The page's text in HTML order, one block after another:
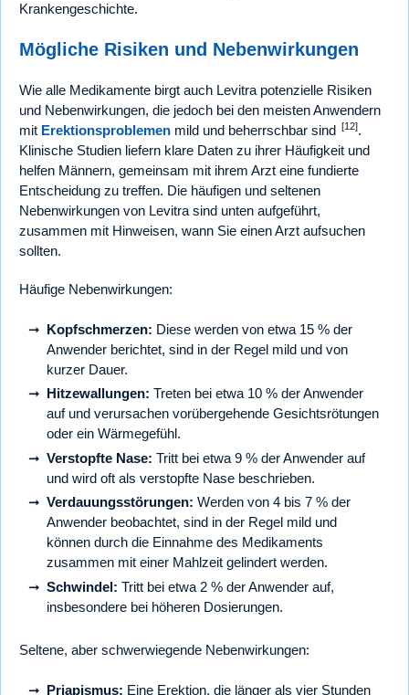
Krankengeschichte.
Mögliche Risiken und Nebenwirkungen
Wie alle Medikamente birgt auch Levitra potenzielle Risiken
und Nebenwirkungen, die jedoch bei den meisten Anwendern
mit Erektionsproblemen mild und beherrschbar sind [12].
Klinische Studien liefern klare Daten zu ihrer Häufigkeit und
helfen Männern, gemeinsam mit ihrem Arzt eine fundierte
Entscheidung zu treffen. Die häufigen und seltenen
Nebenwirkungen von Levitra sind unten aufgeführt,
zusammen mit Hinweisen, wann Sie einen Arzt aufsuchen
sollten.
Häufige Nebenwirkungen:
Kopfschmerzen: Diese werden von etwa 15 % der
Anwender berichtet, sind in der Regel mild und von
kurzer Dauer.
Hitzewallungen: Treten bei etwa 10 % der Anwender
auf und verursachen vorübergehende Gesichtsrötungen
oder ein Wärmegefühl.
Verstopfte Nase: Tritt bei etwa 9 % der Anwender auf
und wird oft als verstopfte Nase beschrieben.
Verdauungsstörungen: Werden von 4 bis 7 % der
Anwender beobachtet, sind in der Regel mild und
können durch die Einnahme des Medikaments
zusammen mit einer Mahlzeit gelindert werden.
Schwindel: Tritt bei etwa 2 % der Anwender auf,
insbesondere bei höheren Dosierungen.
Seltene, aber schwerwiegende Nebenwirkungen:
Priapismus: Eine Erektion, die länger als vier Stunden